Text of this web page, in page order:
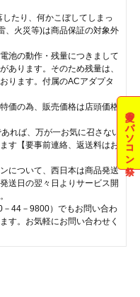
たり、何かこぼしてしまっ
、火災等)は商品保証の対象外
池の動作・残量につきまして
あります。そのため残量は、
ります。付属のACアダプタ
価の為、販売価格は店頭価格
れば、万が一お気に召さない
す【要事前連絡、返送料はお
について、西日本は商品発送
送日の翌々日よりサービス開
44－9800）でもお問い合わ
す。お気軽にお問い合わせく
夏のパソコン祭